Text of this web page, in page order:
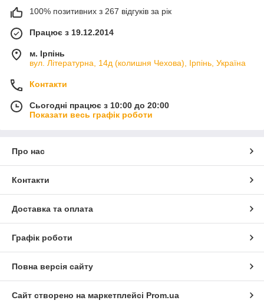
100% позитивних з 267 відгуків за рік
Працює з 19.12.2014
м. Ірпінь
вул. Літературна, 14д (колишня Чехова), Ірпінь, Україна
Контакти
Сьогодні працює з 10:00 до 20:00
Показати весь графік роботи
Про нас
Контакти
Доставка та оплата
Графік роботи
Повна версія сайту
Сайт створено на маркетплейсі Prom.ua